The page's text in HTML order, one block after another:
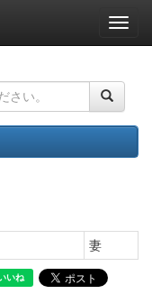
ナ
ビ
ー
ョ
ン
妻